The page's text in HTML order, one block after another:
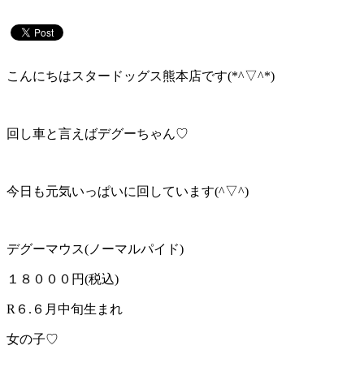
こんにちはスタードッグス熊本店です(*^▽^*)
回し車と言えばデグーちゃん♡
今日も元気いっぱいに回しています(^▽^)
デグーマウス(ノーマルパイド)
１８０００円(税込)
R６.６月中旬生まれ
女の子♡